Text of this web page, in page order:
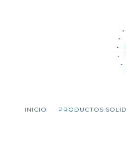
INICIO PRODUCTOS